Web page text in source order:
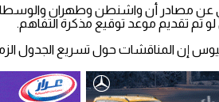
أن واشنطن وطهران والوسطاء
تم تقديم موعد توقيع مذكرة التفاهم.
إن المناقشات حول تسريع الجدول